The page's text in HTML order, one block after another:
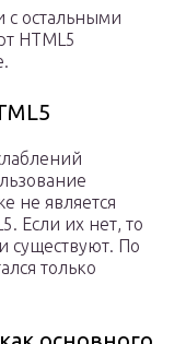
остальными
HTML5
не является
Если их нет, то
существуют. По
только